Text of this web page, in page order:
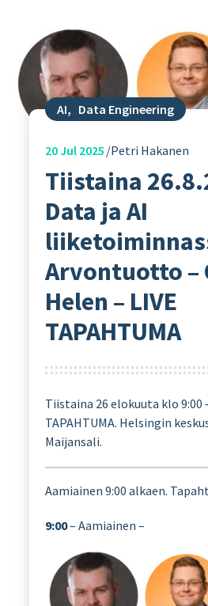
AI, Data Engineering
20Jul 2025 Petri Hakanen
Tiistaina
Data ja AI
Arvontuotto –
Helen – LIVE
TAPAHTUMA
Tiistaina 26 elokuuta klo 9:00
TAPAHTUMA. Helsingin
Maijansali.
Aamiainen 9:00 alkaen.
9:00– Aamiainen –